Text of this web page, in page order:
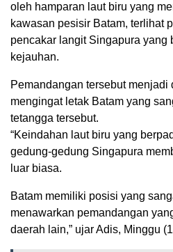
oleh hamparan laut biru yang
kawasan pesisir Batam, terlihat
pencakar langit Singapura yang
kejauhan.
Pemandangan tersebut menjadi
mengingat letak Batam yang
tetangga tersebut.
“Keindahan laut biru yang
gedung-gedung Singapura
luar biasa.
Batam memiliki posisi yang
menawarkan pemandangan
daerah lain,” ujar Adis, Minggu